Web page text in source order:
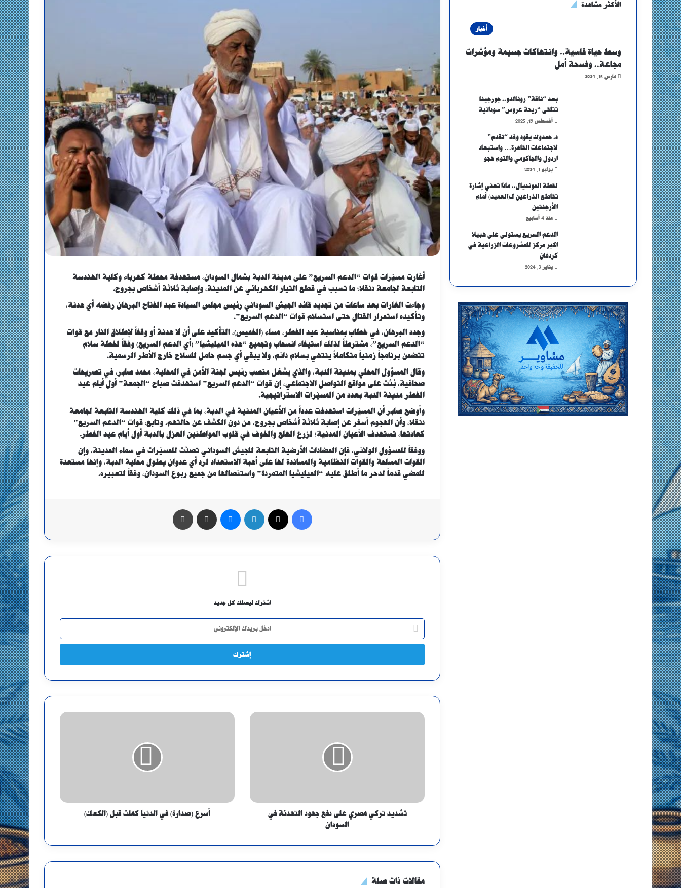
أغارت مسيّرات قوات “الدعم السريع” على مدينة الدبة بشمال السودان، مستهدفة محطة كهرباء وكلية الهندسة
التابعة لجامعة دنقلا؛ ما تسبب في قطع التيار الكهربائي عن المدينة، وإصابة ثلاثة أشخاص بجروح.
وجاءت الغارات بعد ساعات من تجديد قائد الجيش السوداني رئيس مجلس السيادة عبد الفتاح البرهان رفضه أي هدنة،
وتأكيده استمرار القتال حتى استسلام قوات “الدعم السريع”.
وجدد البرهان، في خطاب بمناسبة عيد الفطر، مساء (الخميس)، التأكيد على أن لا هدنة أو وقفاً لإطلاق النار مع قوات
“الدعم السريع”، مشترطاً لذلك استيفاء انسحاب وتجميع “هذه الميليشيا” (أي الدعم السريع) وفقاً لخطة سلام
تتضمن برنامجاً زمنياً متكاملاً ينتهي بسلام دائم، ولا يبقي أي جسم حامل للسلاح خارج الأطر الرسمية.
وقال المسؤول المحلي بمدينة الدبة، والذي يشغل منصب رئيس لجنة الأمن في المحلية، محمد صابر، في تصريحات
صحافية، بُثت على مواقع التواصل الاجتماعي، إن قوات “الدعم السريع” استهدفت صباح “الجمعة” أول أيام عيد
الفطر مدينة الدبة بعدد من المسيّرات الاستراتيجية.
وأوضح صابر أن المسيّرات استهدفت عدداً من الأعيان المدنية في الدبة، بما في ذلك كلية الهندسة التابعة لجامعة
دنقلا، وأن الهجوم أسفر عن إصابة ثلاثة أشخاص بجروح، من دون الكشف عن حالتهم. وتابع: قوات “الدعم السريع”
كعادتها، تستهدف الأعيان المدنية؛ لزرع الهلع والخوف في قلوب المواطنين العزل بالدبة أول أيام عيد الفطر.
ووفقاً للمسؤول الولائي، فإن المضادات الأرضية التابعة للجيش السوداني تصدَّت للمسيّرات في سماء المدينة، وإن
القوات المسلحة والقوات النظامية والمساندة لها على أهبة الاستعداد لرد أي عدوان يطول محلية الدبة، وإنها مستعدة
للمضي قدماً لدحر ما أطلق عليه “الميليشيا المتمردة” واستئصالها من جميع ربوع السودان، وفقاً لتعبيره.
فيسبوك لينكدإن ماسنجر مشاركة عبر البريد
اشترك ليصلك كل جديد
أدخل
بريدك
الإلكتروني
تشديد تركي مصري على دفع جهود التهدئة في
السودان
أسرع (صدارة) في الدنيا كملت قبل (الكعك)
مقالات ذات صلة
الأكثر مشاهدة
أخبار
وسط حياة قاسية.. وانتهاكات جسيمة ومؤشرات
مجاعة.. وفسحة أمل
مارس 15, 2024
بعد “ناقة” رونالدو.. جورجينا
تتلقى “ريحة عروس” سودانية
أغسطس 19, 2025
د. حمدوك يقود وفد “تقدم”
لاجتماعات القاهرة… واستبعاد
اردول والجاكومي والتوم هجو
يوليو 1, 2024
لقطة المونديال.. ماذا تعني إشارة
تقاطع الذراعين لـ(العميد) أمام
الأرجنتين
منذ 4 أسابيع
الدعم السريع يستولى على هبيلا
اكبر مركز للمشروعات الزراعية في
كردفان
يناير 3, 2024